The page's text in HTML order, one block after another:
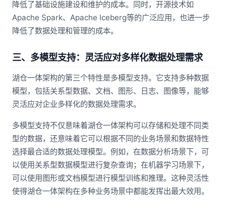
降低了基础设施建设和维护的成本。同时，开源技术如
Apache Spark、Apache Iceberg等的广泛应用，也进一步
降低了数据处理和管理的成本。
三、多模型支持：灵活应对多样化数据处理需求
湖仓一体架构的第三个特性是多模型支持。它支持多种数据
模型，包括关系型数据、文档、图形、日志、图像等，能够
灵活应对企业多样化的数据处理需求。
多模型支持不仅意味着湖仓一体架构可以存储和处理不同类
型的数据，还意味着它可以根据不同的业务场景和数据特性
选择最合适的数据处理模型。例如，在数据分析场景下，可
以使用关系型数据模型进行复杂查询；在机器学习场景下，
可以使用图形或文档模型进行模型训练和推理。这种灵活性
使得湖仓一体架构在多种业务场景中都能发挥出最大效用。